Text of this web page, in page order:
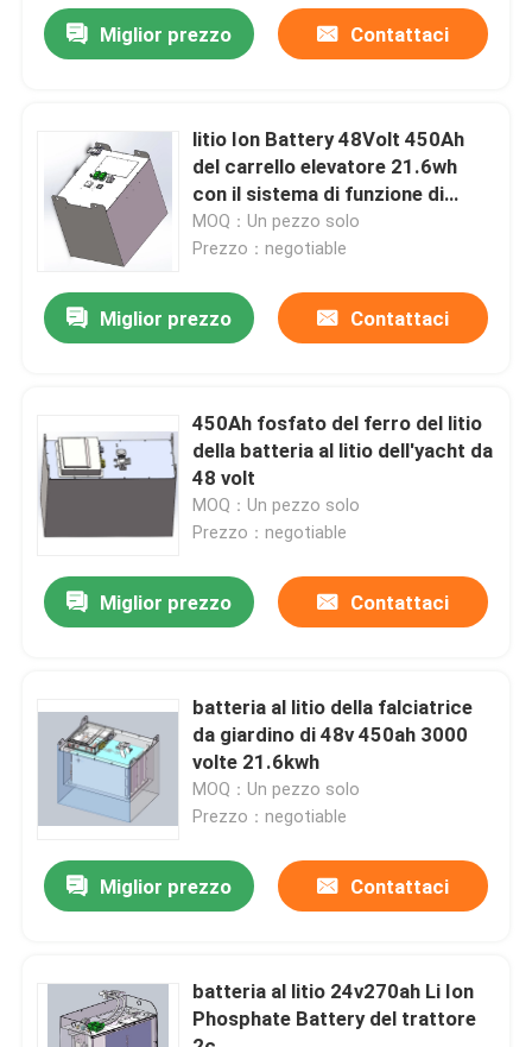
Prodotti
Circa noi
Giro della fabbrica
Contattici
Richieda una citazione
Batteria al litio del carrello elevatore
Batteria al litio di immagazzinamento dell'energia
Miglior prezzo Contattaci
litio Ion Battery 48Volt 450Ah
del carrello elevatore 21.6wh
con il sistema di funzione di
riscaldamento
MOQ：Un pezzo solo
Prezzo：negotiable
Miglior prezzo Contattaci
450Ah fosfato del ferro del litio
della batteria al litio dell'yacht da
48 volt
MOQ：Un pezzo solo
Prezzo：negotiable
Miglior prezzo Contattaci
batteria al litio della falciatrice
da giardino di 48v 450ah 3000
volte 21.6kwh
MOQ：Un pezzo solo
Prezzo：negotiable
Miglior prezzo Contattaci
batteria al litio 24v270ah Li Ion
Phosphate Battery del trattore